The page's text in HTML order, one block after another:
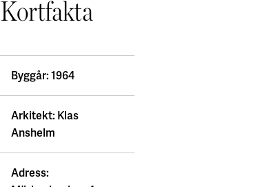
Kortfakta
Byggår: 1964
Arkitekt: Klas
Anshelm
Adress: